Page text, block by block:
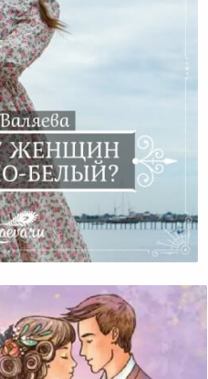
Черно-Белый?